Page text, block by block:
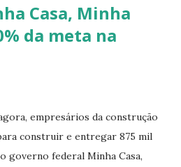
Casa, Minha
da meta na
empresários da construção
construir e entregar 875 mil
governo federal Minha Casa,